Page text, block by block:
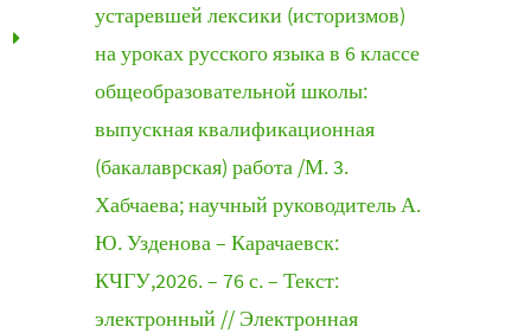
устаревшей лексики (историзмов)
на уроках русского языка в 6 классе
общеобразовательной школы:
выпускная квалификационная
(бакалаврская) работа /М. 3.
Хабчаева; научный руководитель А.
Ю. Узденова – Карачаевск:
КЧГУ,2026. – 76 с. – Текст:
электронный // Электронная